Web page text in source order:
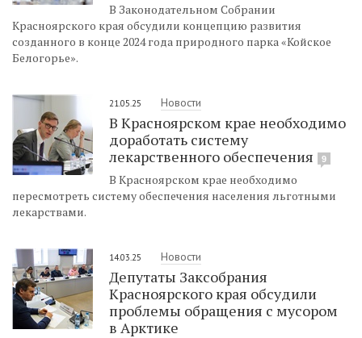
В Законодательном Собрании
Красноярского края обсудили концепцию развития
созданного в конце 2024 года природного парка «Койское
Белогорье».
21.05.25 Новости
В Красноярском крае необходимо
доработать систему
лекарственного обеспечения
9
В Красноярском крае необходимо
пересмотреть систему обеспечения населения льготными
лекарствами.
14.03.25 Новости
Депутаты Заксобрания
Красноярского края обсудили
проблемы обращения с мусором
в Арктике